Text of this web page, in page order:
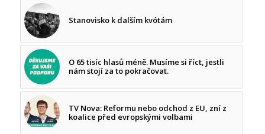
Stanovisko k dalším kvótám
O 65 tisíc hlasů méně. Musíme si říct, jestli
nám stojí za to pokračovat.
TV Nova: Reformu nebo odchod z EU, zní z
koalice před evropskými volbami